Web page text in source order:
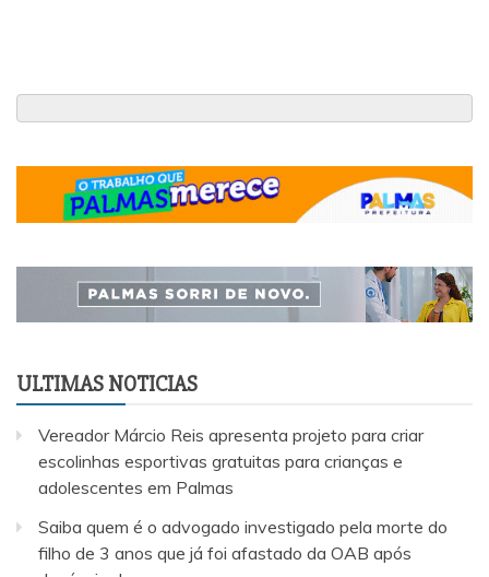
ULTIMAS NOTICIAS
Vereador Márcio Reis apresenta projeto para criar
escolinhas esportivas gratuitas para crianças e
adolescentes em Palmas
Saiba quem é o advogado investigado pela morte do
filho de 3 anos que já foi afastado da OAB após